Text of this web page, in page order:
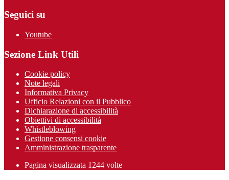
Seguici su
Youtube
Sezione Link Utili
Cookie policy
Note legali
Informativa Privacy
Ufficio Relazioni con il Pubblico
Dichiarazione di accessibilità
Obiettivi di accessibilità
Whistleblowing
Gestione consensi cookie
Amministrazione trasparente
Pagina visualizzata 1244 volte